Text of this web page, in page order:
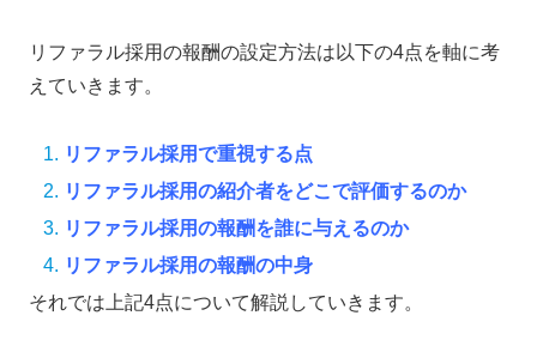
リファラル採用の報酬の設定方法は以下の4点を軸に考
えていきます。
リファラル採用で重視する点
リファラル採用の紹介者をどこで評価するのか
リファラル採用の報酬を誰に与えるのか
リファラル採用の報酬の中身
それでは上記4点について解説していきます。